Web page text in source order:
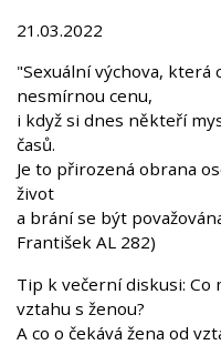
21.03.2022
"Sexuální výchova, která
nesmírnou cenu,
i když si dnes někteří
časů.
Je to přirozená obrana
život
a brání se být
František AL 282)
Tip k večerní diskusi: Co
vztahu s ženou?
A co o čekává